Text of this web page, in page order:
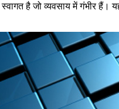
है जो व्यवसाय में गंभीर हैं।